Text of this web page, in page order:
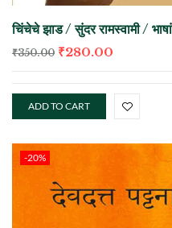
चिंचेचे झाड / सुंदर रामस्वामी /
₹350.00 ₹280.00
ADD TO CART
-20%